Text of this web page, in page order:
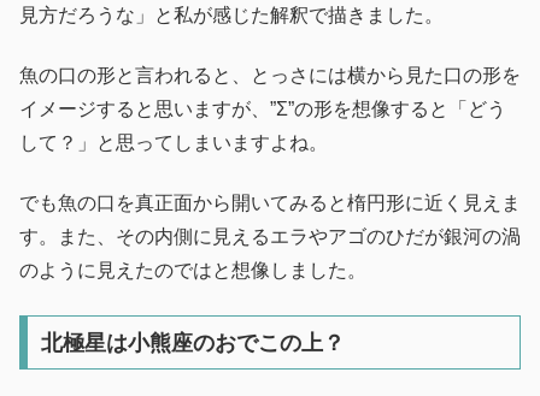
見方だろうな」と私が感じた解釈で描きました。
魚の口の形と言われると、とっさには横から見た口の形を
イメージすると思いますが、”Σ”の形を想像すると「どう
して？」と思ってしまいますよね。
でも魚の口を真正面から開いてみると楕円形に近く見えま
す。また、その内側に見えるエラやアゴのひだが銀河の渦
のように見えたのではと想像しました。
北極星は小熊座のおでこの上？